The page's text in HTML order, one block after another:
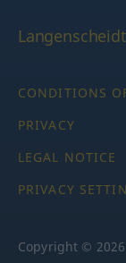
Langenscheidt
CONDITIONS
PRIVACY
LEGAL NOTICE
PRIVACY
Copyright ©